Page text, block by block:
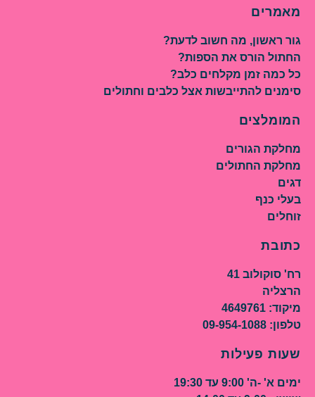
מאמרים
גור ראשון, מה חשוב לדעת?
החתול הורס את הספות?
כל כמה זמן מקלחים כלב?
סימנים להתייבשות אצל כלבים וחתולים
המומלצים
מחלקת הגורים
מחלקת החתולים
דגים
בעלי כנף
זוחלים
כתובת
רח' סוקולוב 41
הרצליה
מיקוד: 4649761
טלפון: 09-954-1088
שעות פעילות
ימים א' -ה' 9:00 עד 19:30